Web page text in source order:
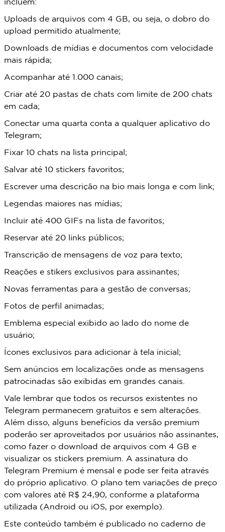
incluem:
Uploads de arquivos com 4 GB, ou seja, o dobro do
upload permitido atualmente;
Downloads de mídias e documentos com velocidade
mais rápida;
Acompanhar até 1.000 canais;
Criar até 20 pastas de chats com limite de 200 chats
em cada;
Conectar uma quarta conta a qualquer aplicativo do
Telegram;
Fixar 10 chats na lista principal;
Salvar até 10 stickers favoritos;
Escrever uma descrição na bio mais longa e com link;
Legendas maiores nas mídias;
Incluir até 400 GIFs na lista de favoritos;
Reservar até 20 links públicos;
Transcrição de mensagens de voz para texto;
Reações e stikers exclusivos para assinantes;
Novas ferramentas para a gestão de conversas;
Fotos de perfil animadas;
Emblema especial exibido ao lado do nome de
usuário;
Ícones exclusivos para adicionar à tela inicial;
Sem anúncios em localizações onde as mensagens
patrocinadas são exibidas em grandes canais.
Vale lembrar que todos os recursos existentes no
Telegram permanecem gratuitos e sem alterações.
Além disso, alguns benefícios da versão premium
poderão ser aproveitados por usuários não assinantes,
como fazer o download de arquivos com 4 GB e
visualizar os stickers premium. A assinatura do
Telegram Premium é mensal e pode ser feita através
do próprio aplicativo. O plano tem variações de preço
com valores até R$ 24,90, conforme a plataforma
utilizada (Android ou iOS, por exemplo).
Este conteúdo também é publicado no caderno de